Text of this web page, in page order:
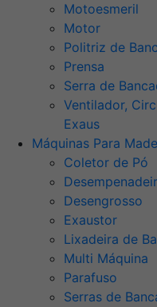
Motoesmeril
Motor
Politriz de
Prensa
Serra de
Ventilador,
Exaus
Máquinas Para
Coletor de Pó
Desengrosso
Exaustor
Lixadeira de
Multi Máquina
Parafuso
Serras de